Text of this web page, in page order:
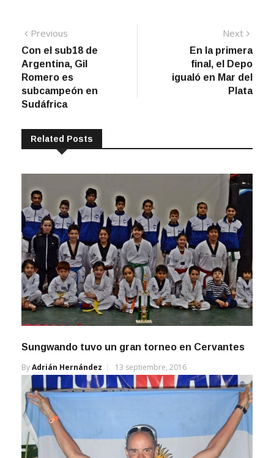
Navegación
de
entradas
Previous
post:
Con el sub18 de
Argentina, Gil
Romero es
subcampeón en
Sudáfrica
Next
post:
En la primera
final, el Depo
igualó en Mar del
Plata
Related Posts
Sungwando tuvo un gran torneo en Cervantes
ByAdrián Hernández 13 septiembre, 2016